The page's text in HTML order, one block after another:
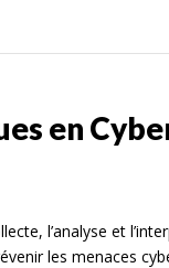
en
l’analyse et
les menaces